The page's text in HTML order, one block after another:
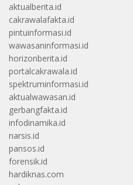
aktualberita.id
cakrawalafakta.id
pintuinformasi.id
wawasaninformasi.id
horizonberita.id
portalcakrawala.id
spektruminformasi.id
aktualwawasan.id
gerbangfakta.id
infodinamika.id
narsis.id
pansos.id
forensik.id
hardiknas.com